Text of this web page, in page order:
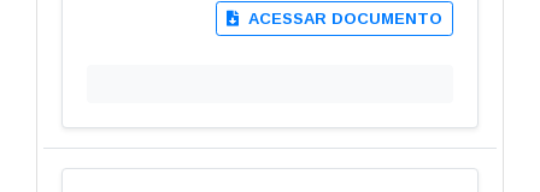
ACESSAR DOCUMENTO